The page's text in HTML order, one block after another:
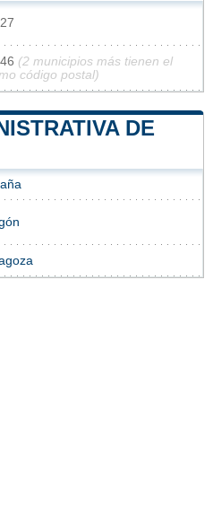
(2 municipios más tienen el
código postal)
DE